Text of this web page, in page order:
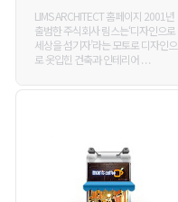
LIMS ARCHITECT 홈페이지 2001년
출범한 주식회사 림스는‘디자인으로
세상을 섬기자’라는 모토로 디자인으
로 옷입힌 건축과 인테리어 . . .